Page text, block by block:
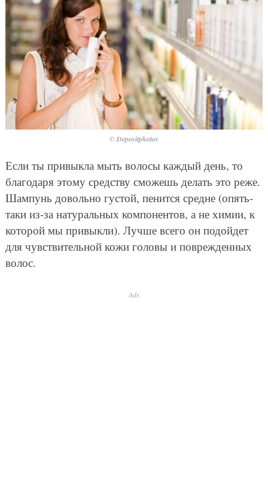
© Depositphotos
Если ты привыкла мыть волосы каждый день, то
благодаря этому средству сможешь делать это реже.
Шампунь довольно густой, пенится средне (опять-
таки из-за натуральных компонентов, а не химии, к
которой мы привыкли). Лучше всего он подойдет
для чувствительной кожи головы и поврежденных
волос.
Ads